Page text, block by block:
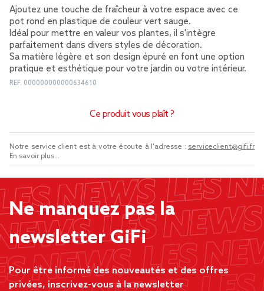
Ajoutez une touche de fraîcheur à votre espace avec ce
pot rond en plastique de couleur vert sauge.
Idéal pour mettre en valeur vos plantes, il s'intègre
parfaitement dans divers styles de décoration.
Sa matière légère et son design épuré en font une option
pratique et esthétique pour votre jardin ou votre intérieur.
REF. 000000000000634610
Ce produit vous plaît ?
Notre service client est à votre écoute à l'adresse : serviceclient@gifi.fr
En savoir plus...
Ne manquez pas la
newsletter GiFi
Pour être informé des nouveautés et des offres
privées, inscrivez-vous à la newsletter